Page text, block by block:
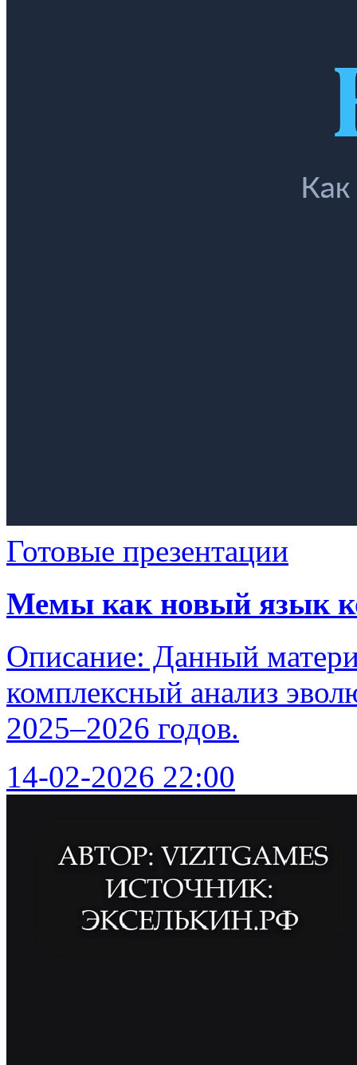
Готовые презентации
Мемы как новый язык
Описание: Данный
комплексный анализ
2025–2026 годов.
14-02-2026 22:00